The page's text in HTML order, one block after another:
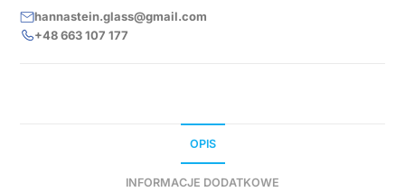
hannastein.glass@gmail.com
+48 663 107 177
OPIS
INFORMACJE DODATKOWE